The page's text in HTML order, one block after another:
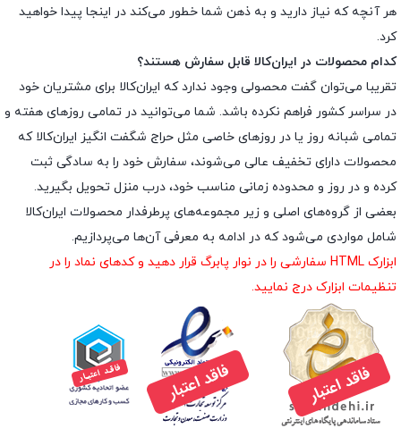
هر آنچه که نیاز دارید و به ذهن شما خطور می‌کند در اینجا پیدا خواهید
کرد.
کدام محصولات در ایران‌کالا قابل سفارش هستند؟
تقریبا می‌توان گفت محصولی وجود ندارد که ایران‌کالا برای مشتریان خود
در سراسر کشور فراهم نکرده باشد. شما می‌توانید در تمامی روزهای هفته و
تمامی شبانه روز یا در روزهای خاصی مثل حراج شگفت انگیز ایران‌کالا که
محصولات دارای تخفیف عالی می‌شوند، سفارش خود را به سادگی ثبت
کرده و در روز و محدوده زمانی مناسب خود، درب منزل تحویل بگیرید.
بعضی از گروه‌های اصلی و زیر مجموعه‌های پرطرفدار محصولات ایران‌کالا
شامل مواردی می‌شود که در ادامه به معرفی آن‌ها می‌پردازیم.
ابزارک HTML سفارشی را در نوار پابرگ قرار دهید و کدهای نماد را در
تنظیمات ابزارک درج نمایید.